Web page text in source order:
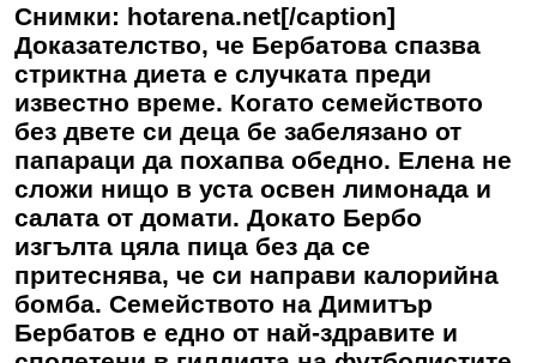
Снимки: hotarena.net[/caption]
Доказателство, че Бербатова спазва
стриктна диета е случката преди
известно време. Когато семейството
без двете си деца бе забелязано от
папараци да похапва обедно. Елена не
сложи нищо в уста освен лимонада и
салата от домати. Докато Бербо
изгълта цяла пица без да се
притеснява, че си направи калорийна
бомба. Семейството на Димитър
Бербатов е едно от най-здравите и